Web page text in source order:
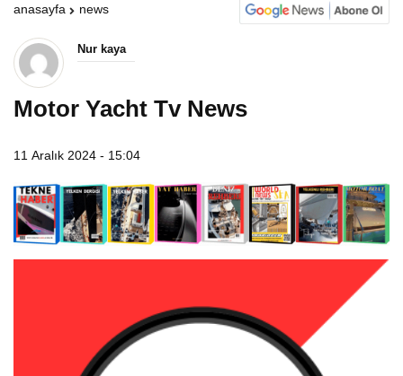
anasayfa news
Nur kaya
Motor Yacht Tv News
11 Aralık 2024 - 15:04